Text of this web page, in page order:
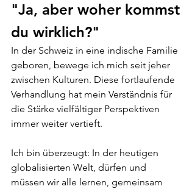
"Ja, aber woher kommst
du wirklich?"
In der Schweiz in eine indische Familie
geboren, bewege ich mich seit jeher
zwischen Kulturen. Diese fortlaufende
Verhandlung hat mein Verständnis für
die Stärke vielfältiger Perspektiven
immer weiter vertieft.
Ich bin überzeugt: In der heutigen
globalisierten Welt, dürfen und
müssen wir alle lernen, gemeinsam